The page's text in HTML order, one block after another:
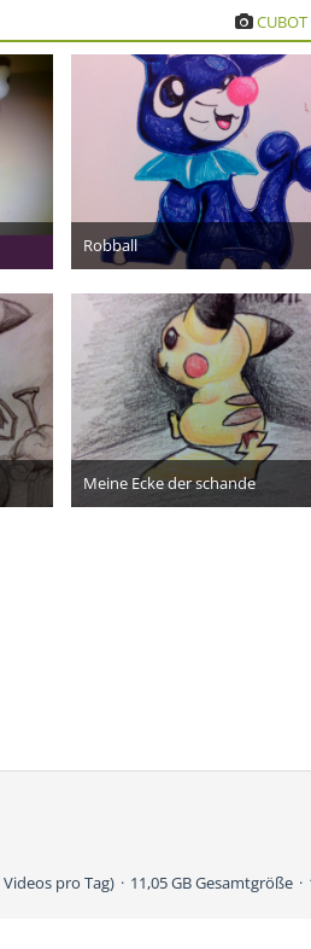
CUBOT
Robball
25. November 2016
12
Meine Ecke der schande
14. Oktober 2016
pro Tag) 11,05 GB Gesamtgröße